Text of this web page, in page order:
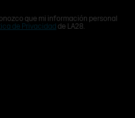
que mi información personal
de Privacidad de LA28.